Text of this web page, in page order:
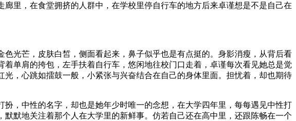
里，在食堂拥挤的人群中，在学校里停自行车的地方后来卓谨想是不是自己在
光芒，皮肤白皙，侧面看起来，鼻子似乎也是有点挺的。身影消瘦，从背后看
单肩的挎包，左手扶着自行车，悠闲地往校门口走着，卓谨每次看见她总是觉
，心跳如擂鼓一般，小紧张与兴奋结合在自己的身体里面。担忧着，却也期待
，中性的名字，却也是她年少时唯一的念想，在大学四年里，每每遇见中性打
默地关注着那个人在大学里的新鲜事。仿若自己还在高中里，还跟陈畅在一个